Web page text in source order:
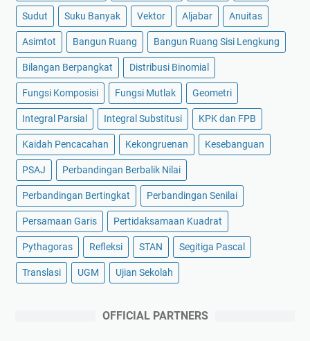
Sudut Suku Banyak Vektor Aljabar Anuitas
Asimtot Bangun Ruang Bangun Ruang Sisi Lengkung
Bilangan Berpangkat Distribusi Binomial
Fungsi Komposisi Fungsi Mutlak Geometri
Integral Parsial Integral Substitusi KPK dan FPB
Kaidah Pencacahan Kekongruenan Kesebanguan
PSAJ Perbandingan Berbalik Nilai
Perbandingan Bertingkat Perbandingan Senilai
Persamaan Garis Pertidaksamaan Kuadrat
Pythagoras Refleksi STAN Segitiga Pascal
Translasi UGM Ujian Sekolah
OFFICIAL PARTNERS